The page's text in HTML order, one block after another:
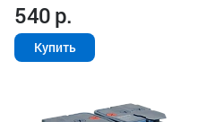
540р.
Купить